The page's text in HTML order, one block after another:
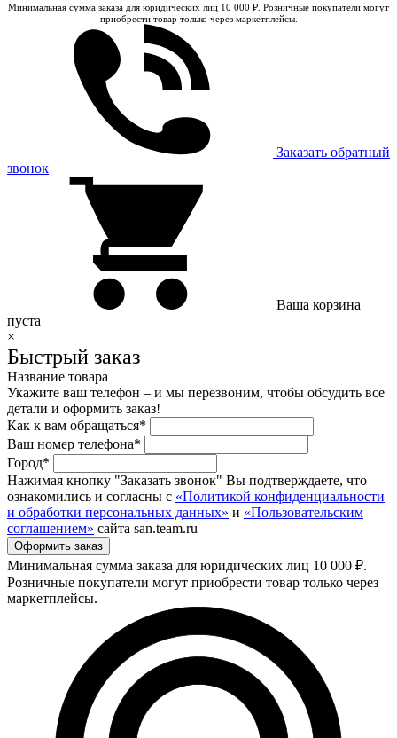
Минимальная сумма заказа для юридических лиц 10 000 ₽. Розничные покупатели могут
приобрести товар только через маркетплейсы.
Заказать обратный
звонок
Ваша корзина
пуста
×
Быстрый заказ
Название товара
Укажите ваш телефон – и мы перезвоним, чтобы обсудить все
детали и оформить заказ!
Как к вам обращаться*
Ваш номер телефона*
Город*
Нажимая кнопку "Заказать звонок" Вы подтверждаете, что
ознакомились и согласны с «Политикой конфиденциальности
и обработки персональных данных» и «Пользовательским
соглашением» сайта san.team.ru
Минимальная сумма заказа для юридических лиц 10 000 ₽.
Розничные покупатели могут приобрести товар только через
маркетплейсы.